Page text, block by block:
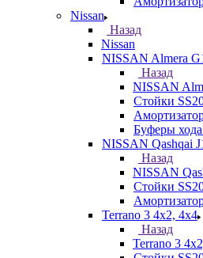
Nissan
Назад
Nissan
NISSAN Almera
Назад
NISSAN
Стойки
Буферы
NISSAN Qashqai
Назад
NISSAN
Стойки
Terrano 3 4х2, 4х4
Назад
Terrano 3